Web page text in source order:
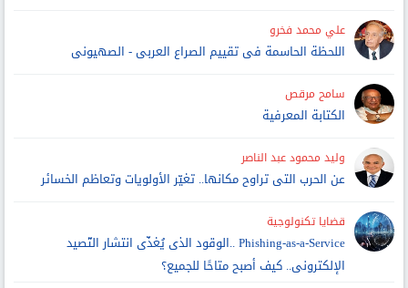
علي محمد فخرو
اللحظة الحاسمة فى تقييم الصراع العربى - الصهيونى
سامح مرقص
الكتابة المعرفية
وليد محمود عبد الناصر
عن الحرب التى تراوح مكانها.. تغيّر الأولويات وتعاظم الخسائر
قضايا تكنولوجية
Phishing-as-a-Service ..الوقود الذى يُغذّى انتشار التّصيد
الإلكترونى.. كيف أصبح متاحًا للجميع؟